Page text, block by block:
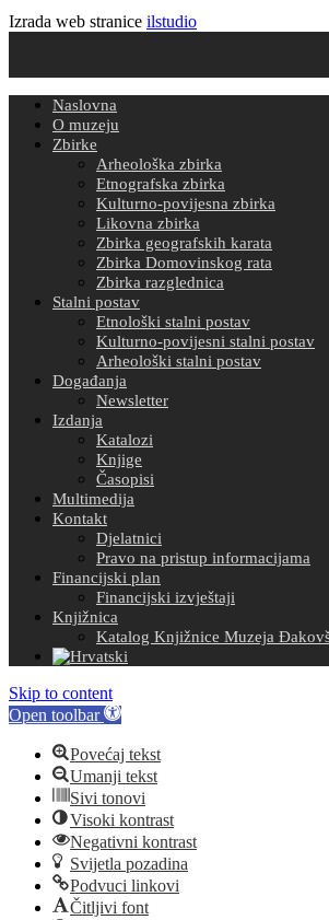
Izrada web stranice ilstudio
Naslovna
O muzeju
Zbirke
Arheološka zbirka
Etnografska zbirka
Kulturno-povijesna zbirka
Likovna zbirka
Zbirka geografskih karata
Zbirka Domovinskog rata
Zbirka razglednica
Stalni postav
Etnološki stalni postav
Kulturno-povijesni stalni postav
Arheološki stalni postav
Događanja
Newsletter
Izdanja
Katalozi
Knjige
Časopisi
Multimedija
Kontakt
Djelatnici
Pravo na pristup informacijama
Financijski plan
Financijski izvještaji
Knjižnica
Katalog Knjižnice Muzeja
Skip to content
Open toolbar
Povećaj tekst
Umanji tekst
Sivi tonovi
Visoki kontrast
Negativni kontrast
Svijetla pozadina
Podvuci linkovi
Čitljivi font